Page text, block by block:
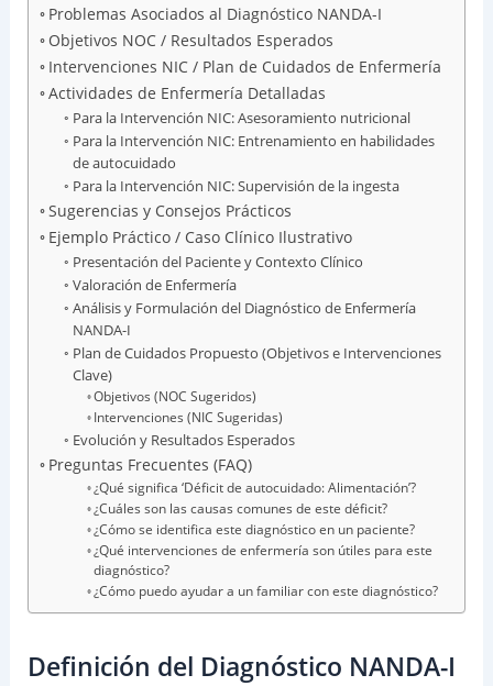
Problemas Asociados al Diagnóstico NANDA-I
Objetivos NOC / Resultados Esperados
Intervenciones NIC / Plan de Cuidados de Enfermería
Actividades de Enfermería Detalladas
Para la Intervención NIC: Asesoramiento nutricional
Para la Intervención NIC: Entrenamiento en habilidades
de autocuidado
Para la Intervención NIC: Supervisión de la ingesta
Sugerencias y Consejos Prácticos
Ejemplo Práctico / Caso Clínico Ilustrativo
Presentación del Paciente y Contexto Clínico
Valoración de Enfermería
Análisis y Formulación del Diagnóstico de Enfermería
NANDA-I
Plan de Cuidados Propuesto (Objetivos e Intervenciones
Clave)
Objetivos (NOC Sugeridos)
Intervenciones (NIC Sugeridas)
Evolución y Resultados Esperados
Preguntas Frecuentes (FAQ)
¿Qué significa ‘Déficit de autocuidado: Alimentación’?
¿Cuáles son las causas comunes de este déficit?
¿Cómo se identifica este diagnóstico en un paciente?
¿Qué intervenciones de enfermería son útiles para este
diagnóstico?
¿Cómo puedo ayudar a un familiar con este diagnóstico?
Definición del Diagnóstico NANDA-I